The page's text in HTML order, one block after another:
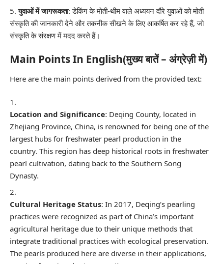
युवाओं में जागरूकता: डेकिंग के मोती-थीम वाले अध्ययन दौरे युवाओं को मोती
संस्कृति की जानकारी देने और तकनीक सीखने के लिए आकर्षित कर रहे हैं, जो
संस्कृति के संरक्षण में मदद करते हैं।
Main Points In English(मुख्य बातें – अंग्रेज़ी में)
Here are the main points derived from the provided text:
Location and Significance: Deqing County, located in
Zhejiang Province, China, is renowned for being one of the
largest hubs for freshwater pearl production in the
country. This region has deep historical roots in freshwater
pearl cultivation, dating back to the Southern Song
Dynasty.
Cultural Heritage Status: In 2017, Deqing’s pearling
practices were recognized as part of China’s important
agricultural heritage due to their unique methods that
integrate traditional practices with ecological preservation.
The pearls produced here are diverse in their applications,